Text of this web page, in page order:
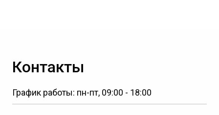
Контакты
График работы: пн-пт, 09:00 - 18:00